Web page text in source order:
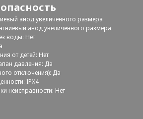
анод увеличенного размера
анод увеличенного размера
воды: Нет
от детей: Нет
давления: Да
отключения): Да
IPX4
неисправности: Нет